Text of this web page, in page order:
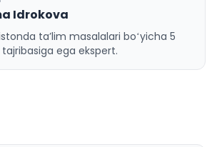
Idrokova
taʼlim masalalari boʻyicha 5
tajribasiga ega ekspert.